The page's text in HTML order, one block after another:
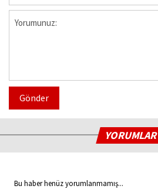
Gönder
YORUMLAR
Bu haber henüz yorumlanmamış...